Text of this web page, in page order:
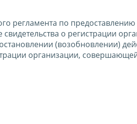
регламента по
свидетельства о регистрации
(возобновлении)
организации,